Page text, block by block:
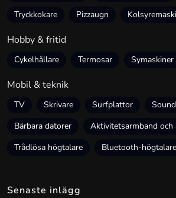
Tryckkokare
Pizzaugn
Hobby & fritid
Cykelhållare Termosar Symaskiner
Mobil & teknik
TV Skrivare Surfplattor
Bärbara datorer
Aktivitetsarmband
Trådlösa högtalare
Bluetooth-högtalare
Senaste inlägg